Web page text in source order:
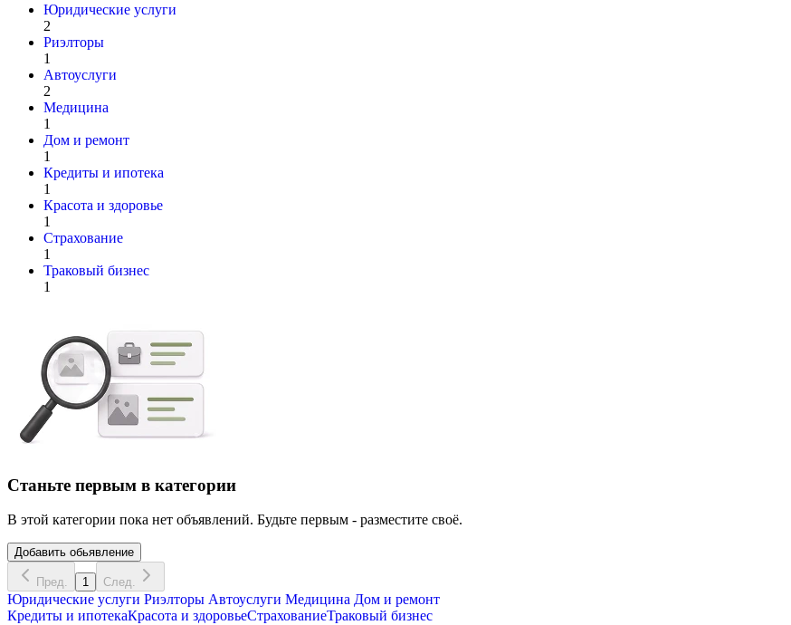
Юридические услуги
2
Риэлторы
1
Автоуслуги
2
Медицина
1
Дом и ремонт
1
Кредиты и ипотека
1
Красота и здоровье
1
Страхование
1
Траковый бизнес
1
Станьте первым в категории
В этой категории пока нет объявлений. Будьте первым - разместите своё.
Добавить обьявление
Пред. 1 След.
Юридические услуги Риэлторы Автоуслуги Медицина Дом и ремонт
Кредиты и ипотекаКрасота и здоровьеСтрахованиеТраковый бизнес